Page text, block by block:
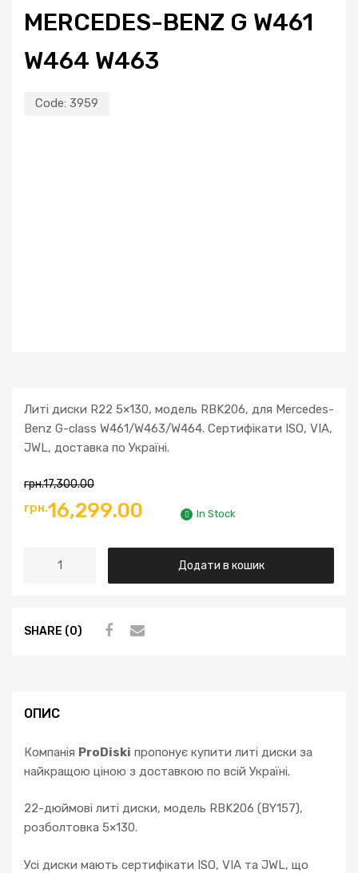
MERCEDES-BENZ G W461
W464 W463
Code: 3959
Литі диски R22 5×130, модель RBK206, для Mercedes-
Benz G-class W461/W463/W464. Сертифікати ISO, VIA,
JWL, доставка по Україні.
грн.17,300.00
грн.16,299.00 In Stock
Додати в кошик
SHARE (0)
ОПИС
Компанія ProDiski пропонує купити литі диски за
найкращою ціною з доставкою по всій Україні.
22-дюймові литі диски, модель RBK206 (BY157),
розболтовка 5×130.
Усі диски мають сертифікати ISO, VIA та JWL, що